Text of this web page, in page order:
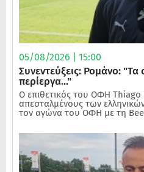
05/08/2026 | 15:00
Συνεντεύξεις: Ρομάνο: "Τα
περίεργα..."
Ο επιθετικός του ΟΦΗ
απεσταλμένους των
τον αγώνα του ΟΦΗ με τη